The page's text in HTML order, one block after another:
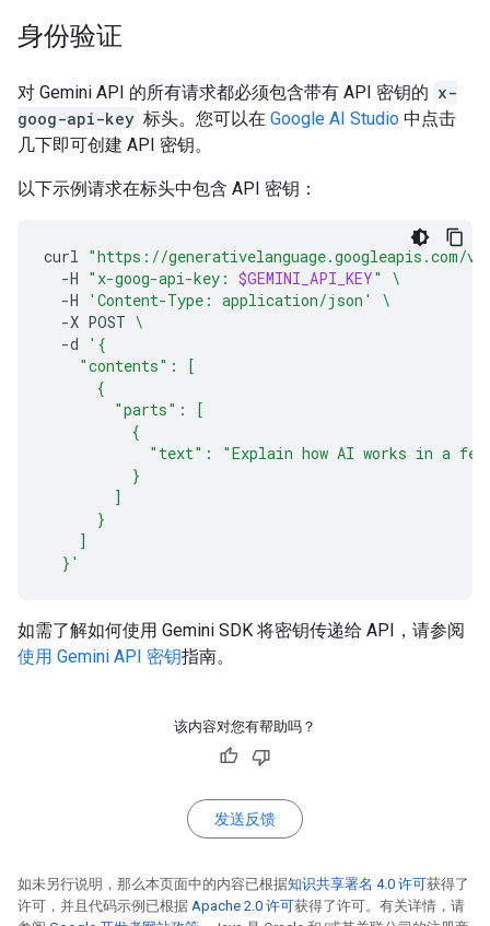
身份验证
对 Gemini API 的所有请求都必须包含带有 API 密钥的 x-
goog-api-key 标头。您可以在 Google AI Studio 中点击
几下即可创建 API 密钥。
以下示例请求在标头中包含 API 密钥：
curl "https://generativelanguage.googleapis.com/
-H "x-goog-api-key: $GEMINI_API_KEY"
\
-H
'Content-Type: application/json'
\
-X POST \
-d
'{
    "contents": [
      {
        "parts": [
          {
"text": "Explain how AI works in a
          }
        ]
      }
    ]
  }'
如需了解如何使用 Gemini SDK 将密钥传递给 API，请参阅
使用 Gemini API 密钥指南。
该内容对您有帮助吗？
发送反馈
如未另行说明，那么本页面中的内容已根据知识共享署名 4.0 许可获得了
许可，并且代码示例已根据 Apache 2.0 许可获得了许可。有关详情，请